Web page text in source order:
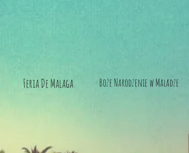
Feria De Malaga Boże Narodzenie w Maladze